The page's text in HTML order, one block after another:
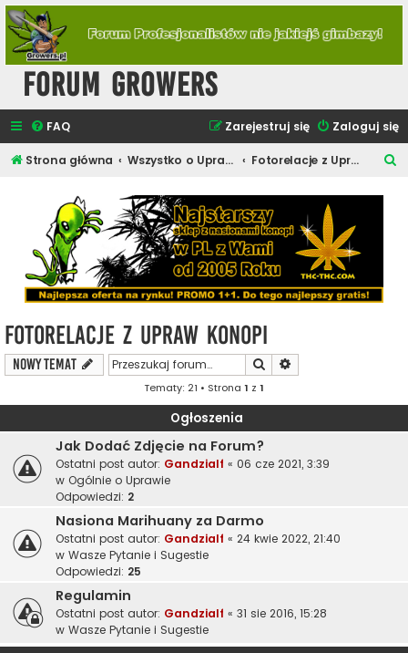
Forum Growers
FAQ Zaloguj się
Zarejestruj się
Strona główna Wszystko o Uprawie Roślin Konopi Fotorelacje z Upraw Konopi
Fotorelacje z Upraw Konopi
NOWY TEMAT Szukaj
Tematy: 21 • Strona 1 z 1
Ogłoszenia
Jak Dodać Zdjęcie na Forum?
Ostatni post autor: Gandzialf « 06 cze 2021, 3:39
w Ogólnie o Uprawie
Odpowiedzi: 2
Nasiona Marihuany za Darmo
Ostatni post autor: Gandzialf « 24 kwie 2022, 21:40
w Wasze Pytanie i Sugestie
Odpowiedzi: 25
Regulamin
Ostatni post autor: Gandzialf « 31 sie 2016, 15:28
w Wasze Pytanie i Sugestie